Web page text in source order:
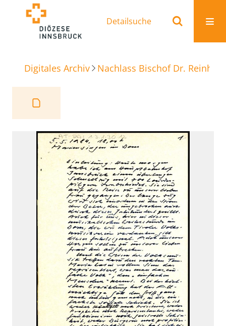
Detailsuche
Digitales Archiv Nachlass Bischof Dr.